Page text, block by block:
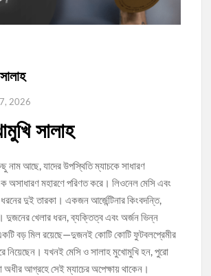
2026
সালাহ
নাম আছে, যাদের উপস্থিতি ম্যাচকে সাধারণ
অসাধারণ মহারণে পরিণত করে। লিওনেল মেসি এবং
দুই তারকা। একজন আর্জেন্টিনার কিংবদন্তি,
দুজনের খেলার ধরন, ব্যক্তিত্ব এবং অর্জন ভিন্ন
বড় মিল রয়েছে—দুজনই কোটি কোটি ফুটবলপ্রেমীর
নিয়েছেন। যখনই মেসি ও সালাহ মুখোমুখি হন, পুরো
অধীর আগ্রহে সেই ম্যাচের অপেক্ষায় থাকেন।